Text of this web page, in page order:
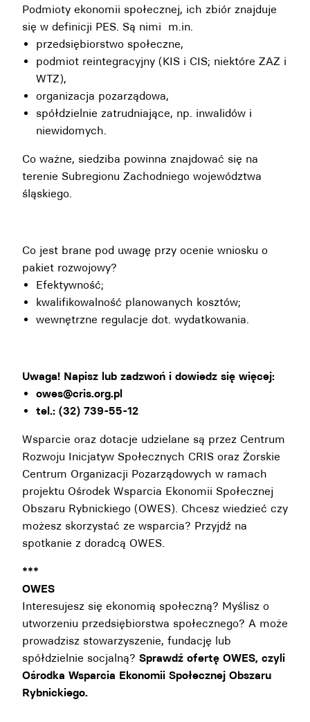
Podmioty ekonomii społecznej, ich zbiór znajduje
się w definicji PES. Są nimi m.in.
przedsiębiorstwo społeczne,
podmiot reintegracyjny (KIS i CIS; niektóre ZAZ i
WTZ),
organizacja pozarządowa,
spółdzielnie zatrudniające, np. inwalidów i
niewidomych.
Co ważne, siedziba powinna znajdować się na
terenie Subregionu Zachodniego województwa
śląskiego.
Co jest brane pod uwagę przy ocenie wniosku o
pakiet rozwojowy?
Efektywność;
kwalifikowalność planowanych kosztów;
wewnętrzne regulacje dot. wydatkowania.
Uwaga! Napisz lub zadzwoń i dowiedz się więcej:
owes@cris.org.pl
tel.: (32) 739-55-12
Wsparcie oraz dotacje udzielane są przez Centrum
Rozwoju Inicjatyw Społecznych CRIS oraz Żorskie
Centrum Organizacji Pozarządowych w ramach
projektu Ośrodek Wsparcia Ekonomii Społecznej
Obszaru Rybnickiego (OWES). Chcesz wiedzieć czy
możesz skorzystać ze wsparcia? Przyjdź na
spotkanie z doradcą OWES.
***
OWES
Interesujesz się ekonomią społeczną? Myślisz o
utworzeniu przedsiębiorstwa społecznego? A może
prowadzisz stowarzyszenie, fundację lub
spółdzielnie socjalną? Sprawdź ofertę OWES, czyli
Ośrodka Wsparcia Ekonomii Społecznej Obszaru
Rybnickiego.